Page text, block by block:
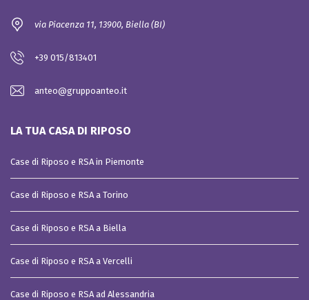
via Piacenza 11, 13900, Biella (BI)
+39 015/813401
anteo@gruppoanteo.it
LA TUA CASA DI RIPOSO
Case di Riposo e RSA in Piemonte
Case di Riposo e RSA a Torino
Case di Riposo e RSA a Biella
Case di Riposo e RSA a Vercelli
Case di Riposo e RSA ad Alessandria